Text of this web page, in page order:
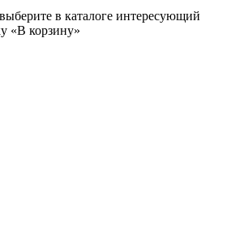
в каталоге интересующий
«В корзину»